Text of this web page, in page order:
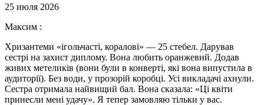
25 июля 2026
Максим :
Хризантеми «ігольчасті, коралові» — 25 стебел. Дарував
сестрі на захист диплому. Вона любить оранжевий. Додав
живих метеликів (вони були в конверті, які вона випустила в
аудиторії). Без води, у прозорій коробці. Усі викладачі ахнули.
Сестра отримала найвищий бал. Вона сказала: «Ці квіти
принесли мені удачу». Я тепер замовляю тільки у вас.